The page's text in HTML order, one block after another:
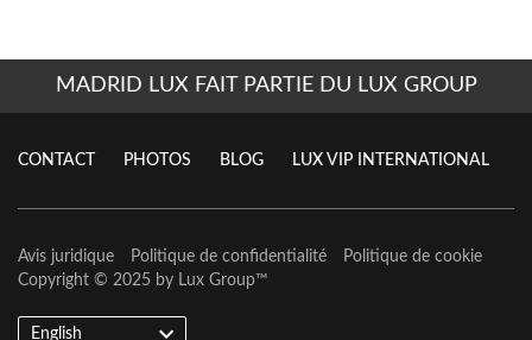
MADRID LUX FAIT PARTIE DU LUX GROUP
CONTACT PHOTOS BLOG LUX VIP INTERNATIONAL
Avis juridique Politique de confidentialité
Politique de cookie
Copyright © 2025 by Lux Group™
English